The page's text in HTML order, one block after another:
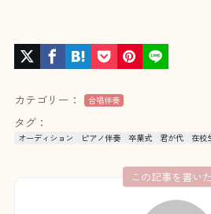
カテゴリー： 合唱伴奏
タグ：
オーディション ピアノ伴奏 卒業式 君が代 在校
この記事を書い